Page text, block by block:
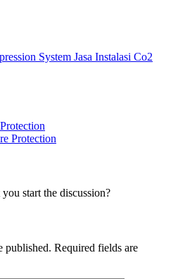
Jasa Instalasi Co2
start the discussion?
published. Required fields are